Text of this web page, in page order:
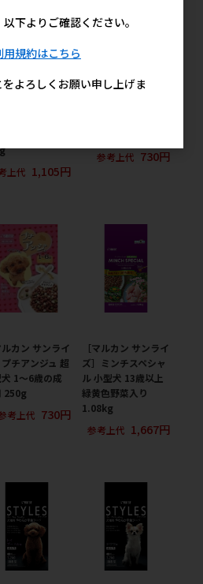
カン サンライ
上代 1,105円
［マルカン サンライ
参考上代 730円
ルカン サンライ
プチアンジュ 超
1～6歳の成
250g
考上代 730円
［マルカン サンライ
ズ］ミンチスペシャ
ル 小型犬 13歳以上
緑黄色野菜入り
1.08kg
参考上代 1,667円
下よりご確認ください。
用規約はこちら
よろしくお願い申し上げま